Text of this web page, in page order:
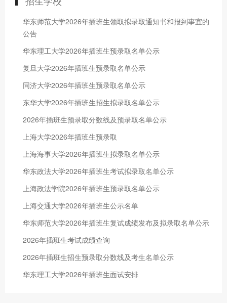
华东师范大学2026年插班生领取拟录取通知书和报到事宜的
公告
华东理工大学2026年插班生预录取名单公示
复旦大学2026年插班生预录取名单公示
同济大学2026年插班生预录取名单公示
东华大学2026年插班生招生拟录取名单公示
2026年插班生预录取分数线及预录取名单公示
上海大学2026年插班生预录取
上海海事大学2026年插班生拟录取名单公示
华东政法大学2026年插班生考试拟录取名单公示
上海政法学院2026年插班生预录取名单公示
上海交通大学2026年插班生公示名单
华东师范大学2026年插班生复试成绩发布及拟录取名单公示
2026年插班生考试成绩查询
2026年插班生招生预录取分数线及考生名单公示
华东理工大学2026年插班生面试安排